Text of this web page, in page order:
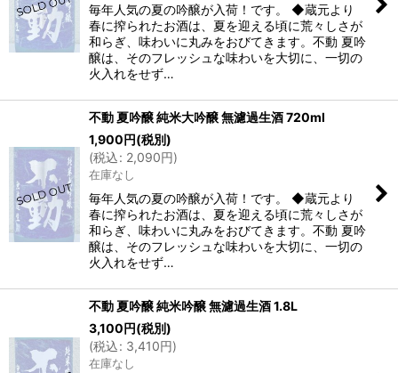
毎年人気の夏の吟醸が入荷！です。 ◆蔵元より
春に搾られたお酒は、夏を迎える頃に荒々しさが
和らぎ、味わいに丸みをおびてきます。不動 夏吟
醸は、そのフレッシュな味わいを大切に、一切の
火入れをせず…
不動 夏吟醸 純米大吟醸 無濾過生酒 720ml
1,900円(税別)
(税込: 2,090円)
在庫なし
毎年人気の夏の吟醸が入荷！です。 ◆蔵元より
春に搾られたお酒は、夏を迎える頃に荒々しさが
和らぎ、味わいに丸みをおびてきます。不動 夏吟
醸は、そのフレッシュな味わいを大切に、一切の
火入れをせず…
不動 夏吟醸 純米吟醸 無濾過生酒 1.8L
3,100円(税別)
(税込: 3,410円)
在庫なし